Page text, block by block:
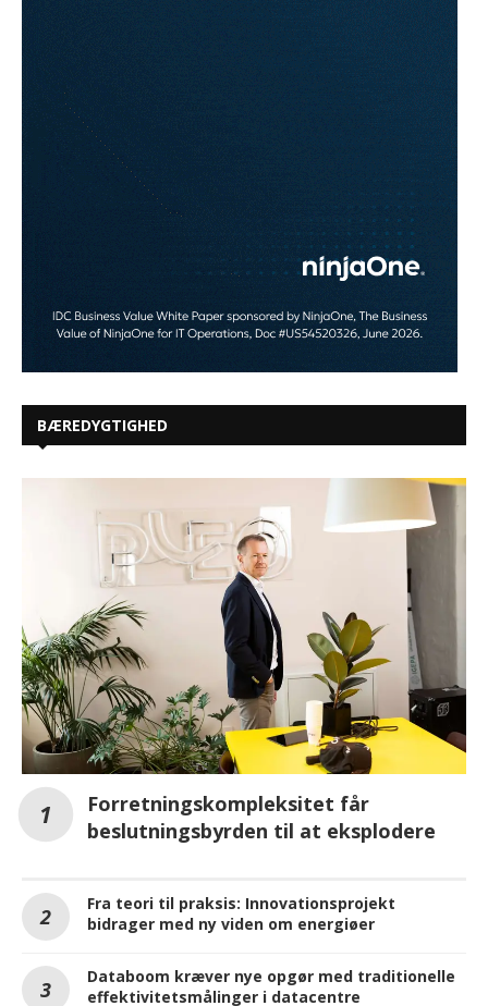
BÆREDYGTIGHED
Forretningskompleksitet får
beslutningsbyrden til at eksplodere
Fra teori til praksis: Innovationsprojekt
bidrager med ny viden om energiøer
Databoom kræver nye opgør med traditionelle
effektivitetsmålinger i datacentre